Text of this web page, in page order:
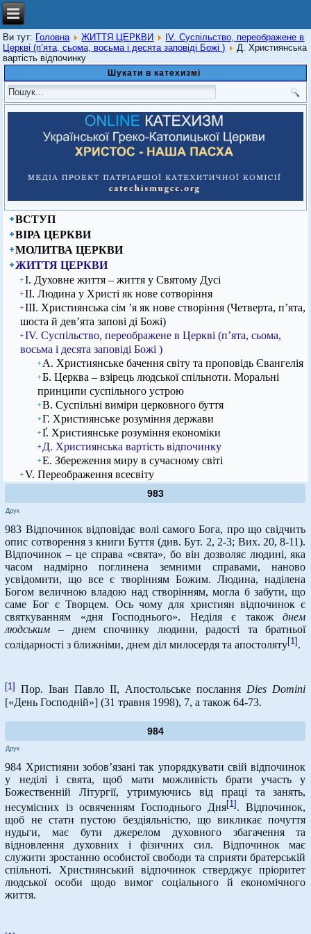
Ви тут: Головна ЖИТТЯ ЦЕРКВИ
IV. Суспільство, переображене в
Церкві (п’ята, сьома, восьма і десята заповіді Божі )
Д. Християнська
вартість відпочинку
Шукати в катехизмі
ВСТУП
ВІРА ЦЕРКВИ
МОЛИТВА ЦЕРКВИ
ЖИТТЯ ЦЕРКВИ
І. Духовне життя – життя у Святому Дусі
ІІ. Людина у Христі як нове сотворіння
ІІІ. Християнська сім ’я як нове створіння (Четверта, п’ята,
шоста й дев’ята запові ді Божі)
IV. Суспільство, переображене в Церкві (п’ята, сьома,
восьма і десята заповіді Божі )
А. Християнське бачення світу та проповідь Євангелія
Б. Церква – взірець людської спільноти. Моральні
принципи суспільного устрою
В. Суспільні виміри церковного буття
Г. Християнське розуміння держави
Ґ. Християнське розуміння економіки
Д. Християнська вартість відпочинку
Е. Збереження миру в сучасному світі
V. Переображення всесвіту
983
Друк
983 Відпочинок відповідає волі самого Бога, про що свідчить
опис сотворення з книги Буття (див. Бут. 2, 2-3; Вих. 20, 8-11).
Відпочинок – це справа «свята», бо він дозволяє людині, яка
часом надмірно поглинена земними справами, наново
усвідомити, що все є творінням Божим. Людина, наділена
Богом величною владою над створінням, могла б забути, що
саме Бог є Творцем. Ось чому для християн відпочинок є
святкуванням «дня Господнього». Неділя є такожднем
людським– днем спочинку людини, радості та братньої
солідарності з ближніми, днем діл милосердя та апостоляту[1] .
[1] Пор. Іван Павло ІІ, Апостольське посланняDies Domini
[«День Господній»] (31 травня 1998), 7, а також 64-73.
984
Друк
984 Християни зобов’язані так упорядкувати свій відпочинок
у неділі і свята, щоб мати можливість брати участь у
Божественній Літургії, утримуючись від праці та занять,
несумісних із освяченням Господнього Дня[1] . Відпочинок,
щоб не стати пустою бездіяльністю, що викликає почуття
нудьги, має бути джерелом духовного збагачення та
відновлення духовних і фізичних сил. Відпочинок має
служити зростанню особистої свободи та сприяти братерській
спільноті. Християнський відпочинок стверджує пріоритет
людської особи щодо вимог соціального й економічного
життя.